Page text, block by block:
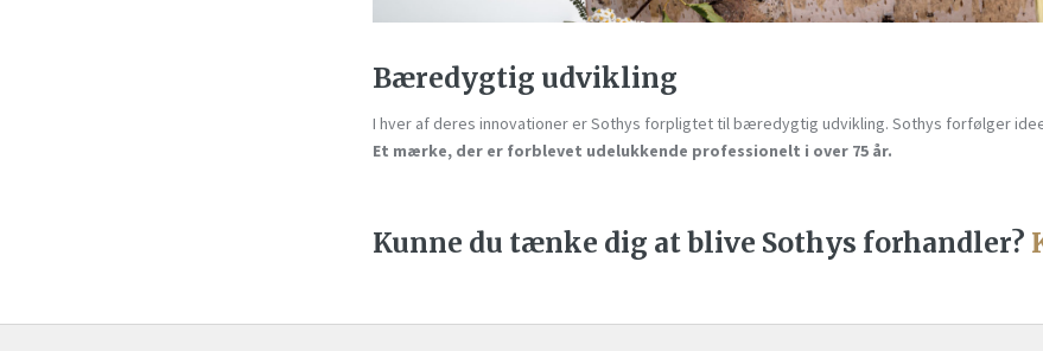
Bæredygtig udvikling
I hver af deres innovationer er Sothys forpligtet til bæredygtig udvikling. Sothys forfølger
Et mærke, der er forblevet udelukkende professionelt i over 75 år.
Kunne du tænke dig at blive Sothys forhandler?